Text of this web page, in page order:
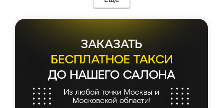
ЗАКАЗАТЬ
БЕСПЛАТНОЕ ТАКСИ
ДО НАШЕГО САЛОНА
Из любой точки Москвы и
Московской области!